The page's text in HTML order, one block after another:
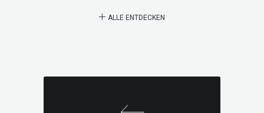
ALLE ENTDECKEN